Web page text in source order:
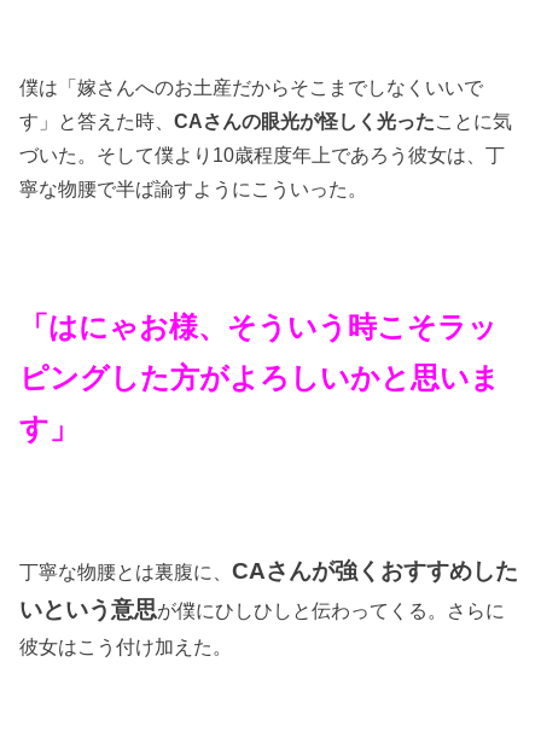
僕は「嫁さんへのお土産だからそこまでしなくいいで
す」と答えた時、CAさんの眼光が怪しく光ったことに気
づいた。そして僕より10歳程度年上であろう彼女は、丁
寧な物腰で半ば諭すようにこういった。
「はにゃお様、そういう時こそラッ
ピングした方がよろしいかと思いま
す」
丁寧な物腰とは裏腹に、CAさんが強くおすすめした
いという意思が僕にひしひしと伝わってくる。さらに
彼女はこう付け加えた。